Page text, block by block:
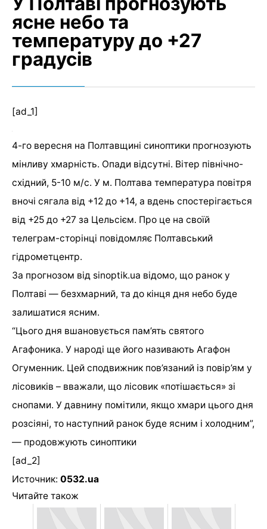
ясне небо та
температуру до +27
градусів
[ad_1]
4-го вересня на Полтавщині синоптики прогнозують
мінливу хмарність. Опади відсутні. Вітер північно-
східний, 5-10 м/с. У м. Полтава температура повітря
вночі сягала від +12 до +14, а вдень спостерігається
від +25 до +27 за Цельсієм. Про це на своїй
телеграм-сторінці повідомляє Полтавський
гідрометцентр.
За прогнозом від sinoptik.ua відомо, що ранок у
Полтаві — безхмарний, та до кінця дня небо буде
залишатися ясним.
“Цього дня вшановується пам’ять святого
Агафоника. У народі ще його називають Агафон
Огуменник. Цей сподвижник пов’язаний із повір’ям у
лісовиків – вважали, що лісовик «потішається» зі
снопами. У давнину помітили, якщо хмари цього дня
розсіяні, то наступний ранок буде ясним і холодним”,
— продовжують синоптики
[ad_2]
Источник: 0532.ua
Читайте також